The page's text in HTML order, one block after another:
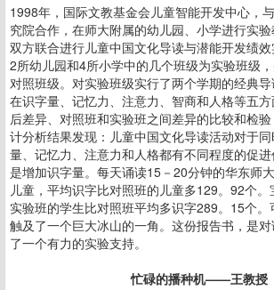
1998年，国际文教基金会儿童智能开发中心，
究院合作，在师大附属的幼儿园、小学进行实验
双方联合进行儿童中国文化导读与潜能开发绩
2所幼儿园和4所小学中的几个班级为实验班级
对照班级。对实验班级实行了两个学期的经典
在识字量、记忆力、注意力、智商和人格等五
后差异、对照班和实验班之间差异的比较和检
计分析结果发现：儿童中国文化导读活动对于
量、记忆力、注意力和人格都有不同程度的促
是增加识字量。每天诵读15－20分钟的华东师
儿童，平均识字比对照班的儿童多129。92个
实验班的学生比对照班平均多识字289。15个
触及了一个巨大冰山的一角。这份报告书，是
了一个有力的实验支持。
忙碌的播种机——王教授